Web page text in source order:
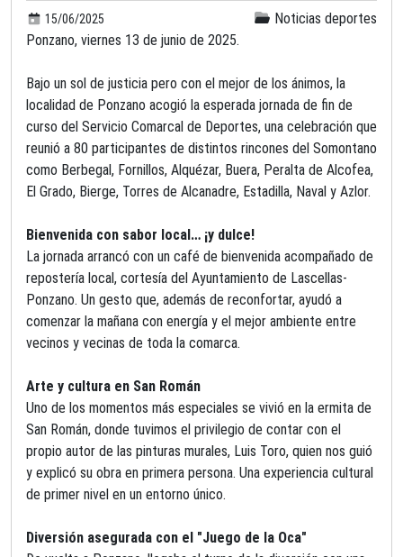
15/06/2025
Noticias deportes
Ponzano, viernes 13 de junio de 2025.
Bajo un sol de justicia pero con el mejor de los ánimos, la
localidad de Ponzano acogió la esperada jornada de fin de
curso del Servicio Comarcal de Deportes, una celebración que
reunió a 80 participantes de distintos rincones del Somontano
como Berbegal, Fornillos, Alquézar, Buera, Peralta de Alcofea,
El Grado, Bierge, Torres de Alcanadre, Estadilla, Naval y Azlor.
Bienvenida con sabor local… ¡y dulce!
La jornada arrancó con un café de bienvenida acompañado de
repostería local, cortesía del Ayuntamiento de Lascellas-
Ponzano. Un gesto que, además de reconfortar, ayudó a
comenzar la mañana con energía y el mejor ambiente entre
vecinos y vecinas de toda la comarca.
Arte y cultura en San Román
Uno de los momentos más especiales se vivió en la ermita de
San Román, donde tuvimos el privilegio de contar con el
propio autor de las pinturas murales, Luis Toro, quien nos guió
y explicó su obra en primera persona. Una experiencia cultural
de primer nivel en un entorno único.
Diversión asegurada con el "Juego de la Oca"